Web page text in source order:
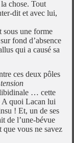
chose. Tout
dit et avec lui,
sous une forme
fond d’absence
qui a causé sa
ces deux pôles
… cette
A quoi Lacan lui
! Et, un de ses
de l’une-bévue
que vous ne savez